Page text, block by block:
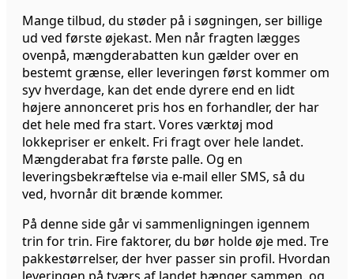
Mange tilbud, du støder på i søgningen, ser billige
ud ved første øjekast. Men når fragten lægges
ovenpå, mængderabatten kun gælder over en
bestemt grænse, eller leveringen først kommer om
syv hverdage, kan det ende dyrere end en lidt
højere annonceret pris hos en forhandler, der har
det hele med fra start. Vores værktøj mod
lokkepriser er enkelt. Fri fragt over hele landet.
Mængderabat fra første palle. Og en
leveringsbekræftelse via e-mail eller SMS, så du
ved, hvornår dit brænde kommer.
På denne side går vi sammenligningen igennem
trin for trin. Fire faktorer, du bør holde øje med. Tre
pakkestørrelser, der hver passer sin profil. Hvordan